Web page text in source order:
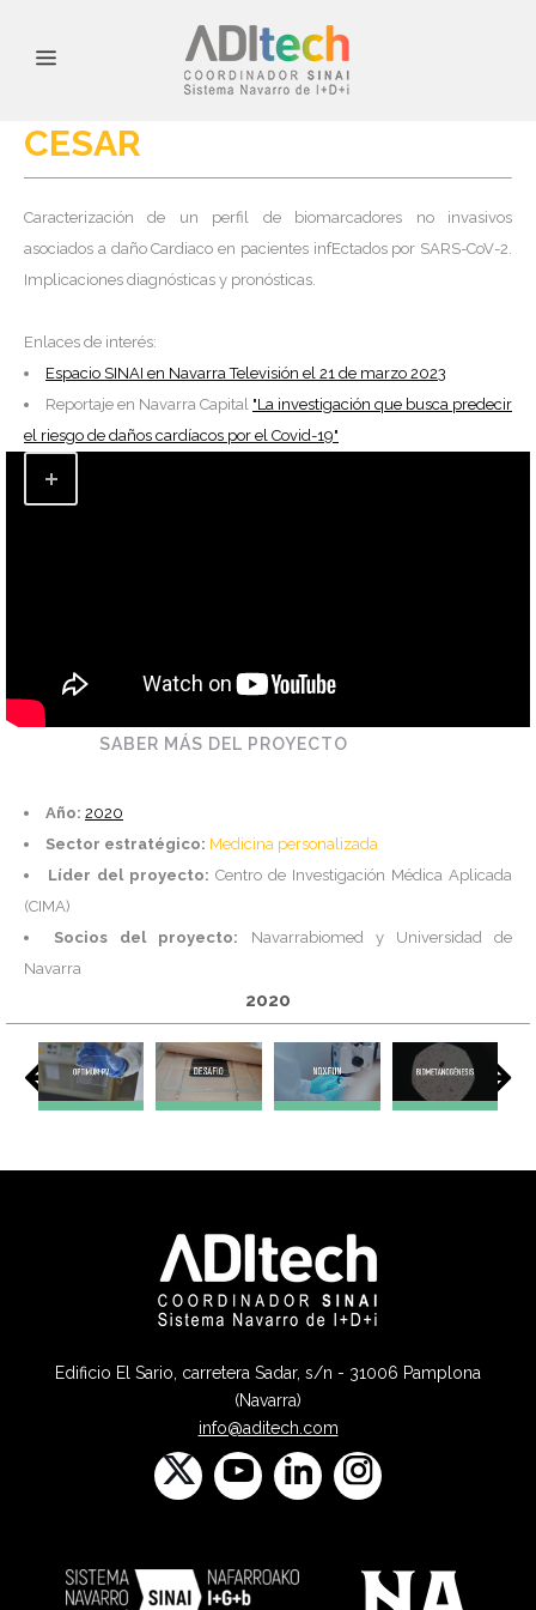
CESAR
Caracterización de un perfil de biomarcadores no invasivos
asociados a daño Cardiaco en pacientes infEctados por SARS-CoV-2.
Implicaciones diagnósticas y pronósticas.
Enlaces de interés:
Espacio SINAI en Navarra Televisión el 21 de marzo 2023
Reportaje en Navarra Capital "La investigación que busca predecir
el riesgo de daños cardíacos por el Covid-19"
SABER MÁS DEL PROYECTO
Año: 2020
Sector estratégico: Medicina personalizada
Líder del proyecto: Centro de Investigación Médica Aplicada
(CIMA)
Socios del proyecto: Navarrabiomed y Universidad de
Navarra
2020
Edificio El Sario, carretera Sadar, s/n - 31006 Pamplona
(Navarra)
info@aditech.com